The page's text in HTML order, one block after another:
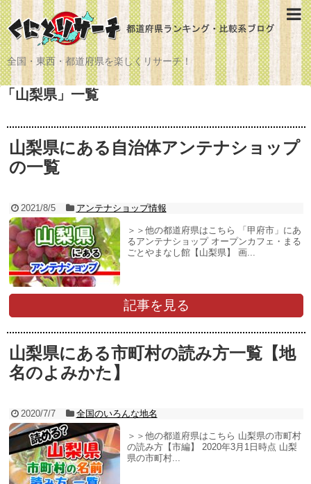
全国・東西・都道府県を楽しくリサーチ！
「 山梨県 」 一覧
山梨県にある自治体アンテナショップ
の一覧
2021/8/5 アンテナショップ情報
＞＞他の都道府県はこちら 「甲府市」にあ
るアンテナショップ オープンカフェ・まる
ごとやまなし館【山梨県】 画...
記事を見る
山梨県にある市町村の読み方一覧【地
名のよみかた】
2020/7/7 全国のいろんな地名
＞＞他の都道府県はこちら 山梨県の市町村
の読み方【市編】 2020年3月1日時点 山梨
県の市町村...